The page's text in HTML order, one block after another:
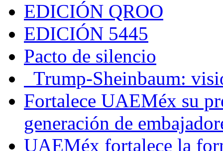
EDICIÓN QROO
EDICIÓN 5445
Pacto de silencio
Trump-Sheinbaum:
Fortalece UAEMéx su
generación de
UAEMéx fortalece la